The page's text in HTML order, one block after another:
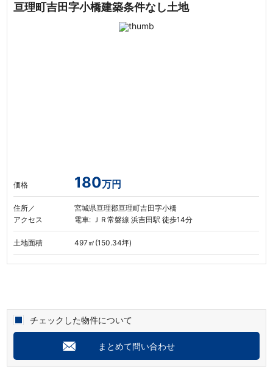
亘理町吉田字小橋建築条件なし土地
価格 180万円
住所／
アクセス
宮城県亘理郡亘理町吉田字小橋
電車: ＪＲ常磐線 浜吉田駅 徒歩14分
土地面積 497㎡(150.34坪)
チェックした物件について
まとめて問い合わせ